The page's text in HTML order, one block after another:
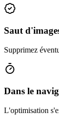
Saut
Supprimez
Dans le
L'optimisation